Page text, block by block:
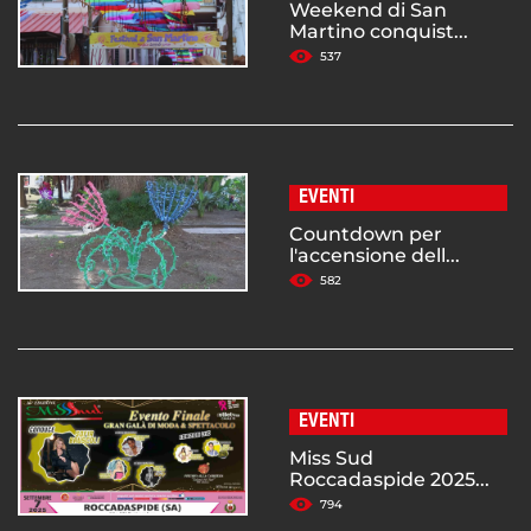
Weekend di San
Martino conquist...
537
EVENTI
Countdown per
l'accensione dell...
582
EVENTI
Miss Sud
Roccadaspide 2025...
794